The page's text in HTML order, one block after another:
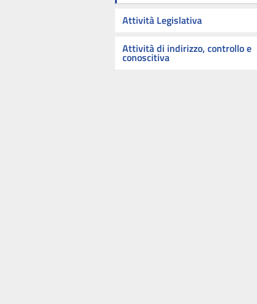
Attività Legislativa
Attività di indirizzo, controllo e
conoscitiva